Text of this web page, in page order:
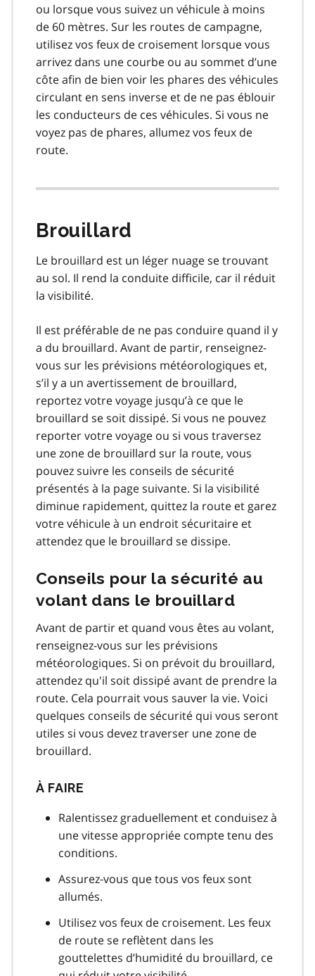
ou lorsque vous suivez un véhicule à moins
de 60 mètres. Sur les routes de campagne,
utilisez vos feux de croisement lorsque vous
arrivez dans une courbe ou au sommet d’une
côte afin de bien voir les phares des véhicules
circulant en sens inverse et de ne pas éblouir
les conducteurs de ces véhicules. Si vous ne
voyez pas de phares, allumez vos feux de
route.
Brouillard
Le brouillard est un léger nuage se trouvant
au sol. Il rend la conduite difficile, car il réduit
la visibilité.
Il est préférable de ne pas conduire quand il y
a du brouillard. Avant de partir, renseignez-
vous sur les prévisions météorologiques et,
s’il y a un avertissement de brouillard,
reportez votre voyage jusqu’à ce que le
brouillard se soit dissipé. Si vous ne pouvez
reporter votre voyage ou si vous traversez
une zone de brouillard sur la route, vous
pouvez suivre les conseils de sécurité
présentés à la page suivante. Si la visibilité
diminue rapidement, quittez la route et garez
votre véhicule à un endroit sécuritaire et
attendez que le brouillard se dissipe.
Conseils pour la sécurité au
volant dans le brouillard
Avant de partir et quand vous êtes au volant,
renseignez-vous sur les prévisions
météorologiques. Si on prévoit du brouillard,
attendez qu'il soit dissipé avant de prendre la
route. Cela pourrait vous sauver la vie. Voici
quelques conseils de sécurité qui vous seront
utiles si vous devez traverser une zone de
brouillard.
À FAIRE
Ralentissez graduellement et conduisez à
une vitesse appropriée compte tenu des
conditions.
Assurez-vous que tous vos feux sont
allumés.
Utilisez vos feux de croisement. Les feux
de route se reflètent dans les
gouttelettes d’humidité du brouillard, ce